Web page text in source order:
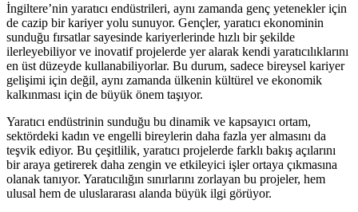
İngiltere’nin yaratıcı endüstrileri, aynı zamanda genç yetenekler için
de cazip bir kariyer yolu sunuyor. Gençler, yaratıcı ekonominin
sunduğu fırsatlar sayesinde kariyerlerinde hızlı bir şekilde
ilerleyebiliyor ve inovatif projelerde yer alarak kendi yaratıcılıklarını
en üst düzeyde kullanabiliyorlar. Bu durum, sadece bireysel kariyer
gelişimi için değil, aynı zamanda ülkenin kültürel ve ekonomik
kalkınması için de büyük önem taşıyor.
Yaratıcı endüstrinin sunduğu bu dinamik ve kapsayıcı ortam,
sektördeki kadın ve engelli bireylerin daha fazla yer almasını da
teşvik ediyor. Bu çeşitlilik, yaratıcı projelerde farklı bakış açılarını
bir araya getirerek daha zengin ve etkileyici işler ortaya çıkmasına
olanak tanıyor. Yaratıcılığın sınırlarını zorlayan bu projeler, hem
ulusal hem de uluslararası alanda büyük ilgi görüyor.